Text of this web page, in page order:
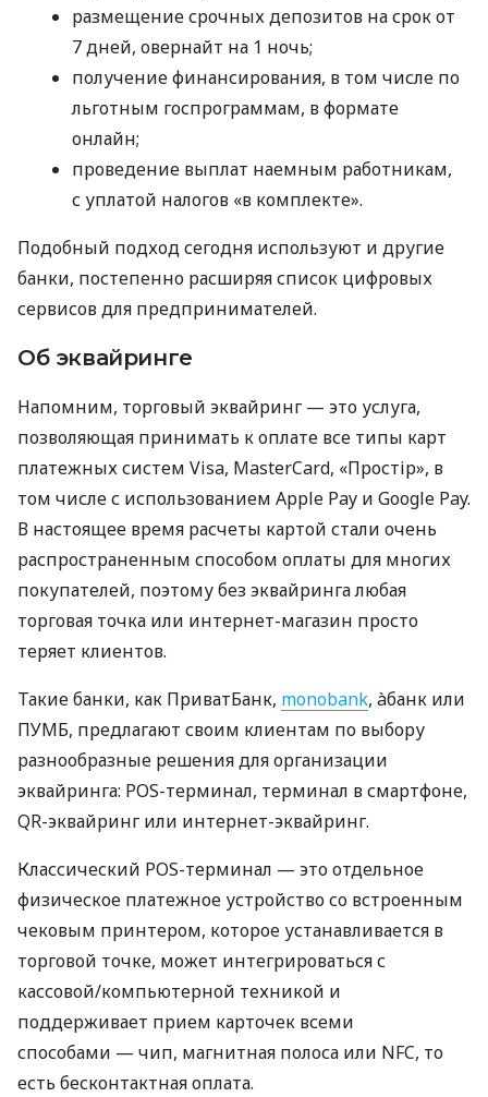
размещение срочных депозитов на срок от
7 дней, овернайт на 1 ночь;
получение финансирования, в том числе по
льготным госпрограммам, в формате
онлайн;
проведение выплат наемным работникам,
с уплатой налогов «в комплекте».
Подобный подход сегодня используют и другие
банки, постепенно расширяя список цифровых
сервисов для предпринимателей.
Об эквайринге
Напомним, торговый эквайринг — это услуга,
позволяющая принимать к оплате все типы карт
платежных систем Visa, MasterCard, «Простір», в
том числе с использованием Apple Pay и Google Pay.
В настоящее время расчеты картой стали очень
распространенным способом оплаты для многих
покупателей, поэтому без эквайринга любая
торговая точка или интернет-магазин просто
теряет клиентов.
Такие банки, как ПриватБанк, monobank, àбанк или
ПУМБ, предлагают своим клиентам по выбору
разнообразные решения для организации
эквайринга: POS-терминал, терминал в смартфоне,
QR-эквайринг или интернет-эквайринг.
Классический POS-терминал — это отдельное
физическое платежное устройство со встроенным
чековым принтером, которое устанавливается в
торговой точке, может интегрироваться с
кассовой/компьютерной техникой и
поддерживает прием карточек всеми
способами — чип, магнитная полоса или NFC, то
есть бесконтактная оплата.